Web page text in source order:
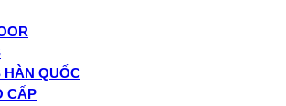
HÀN QUỐC
CẤP